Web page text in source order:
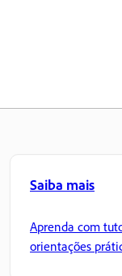
Saiba mais
Aprenda com
orientações